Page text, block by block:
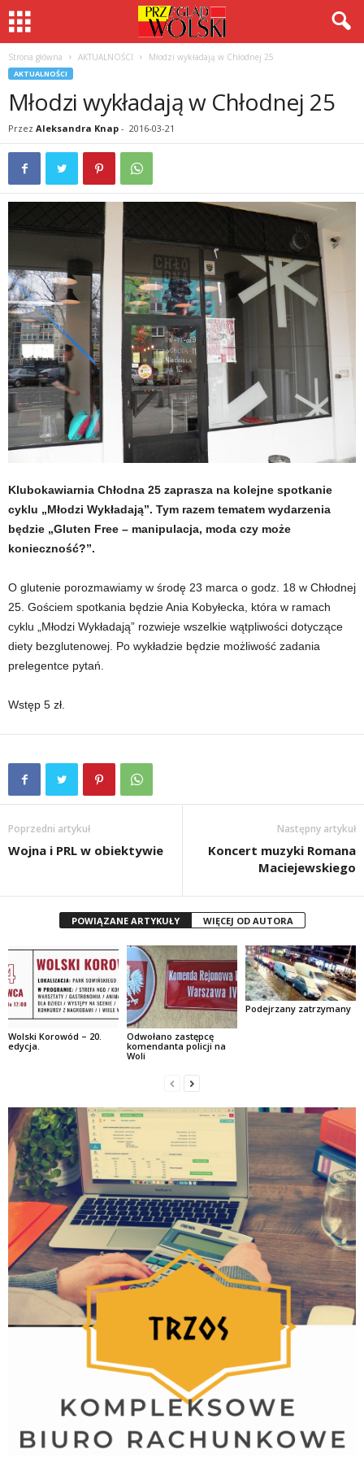
Strona główna AKTUALNOŚCI Młodzi wykładają w Chłodnej 25
AKTUALNOŚCI
Młodzi wykładają w Chłodnej 25
Przez Aleksandra Knap - 2016-03-21
Klubokawiarnia Chłodna 25 zaprasza na kolejne spotkanie
cyklu „Młodzi Wykładają”. Tym razem tematem wydarzenia
będzie „Gluten Free – manipulacja, moda czy może
konieczność?”.
O glutenie porozmawiamy w środę 23 marca o godz. 18 w Chłodnej
25. Gościem spotkania będzie Ania Kobyłecka, która w ramach
cyklu „Młodzi Wykładają” rozwieje wszelkie wątpliwości dotyczące
diety bezglutenowej. Po wykładzie będzie możliwość zadania
prelegentce pytań.
Wstęp 5 zł.
Poprzedni artykuł
Wojna i PRL w obiektywie
Następny artykuł
Koncert muzyki Romana
Maciejewskiego
POWIĄZANE ARTYKUŁY WIĘCEJ OD AUTORA
Wolski Korowód – 20.
edycja.
Odwołano zastępcę
komendanta policji na
Woli
Podejrzany zatrzymany